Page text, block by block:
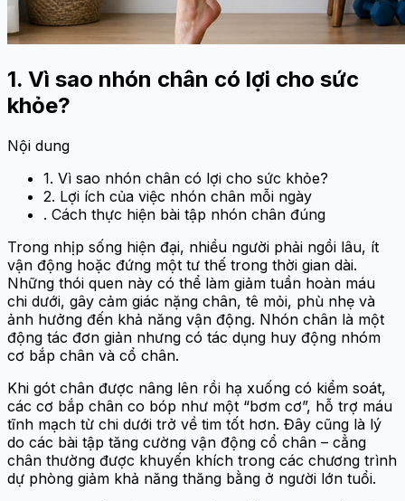
1. Vì sao nhón chân có lợi cho sức
khỏe?
Nội dung
1. Vì sao nhón chân có lợi cho sức khỏe?
2. Lợi ích của việc nhón chân mỗi ngày
. Cách thực hiện bài tập nhón chân đúng
Trong nhịp sống hiện đại, nhiều người phải ngồi lâu, ít
vận động hoặc đứng một tư thế trong thời gian dài.
Những thói quen này có thể làm giảm tuần hoàn máu
chi dưới, gây cảm giác nặng chân, tê mỏi, phù nhẹ và
ảnh hưởng đến khả năng vận động. Nhón chân là một
động tác đơn giản nhưng có tác dụng huy động nhóm
cơ bắp chân và cổ chân.
Khi gót chân được nâng lên rồi hạ xuống có kiểm soát,
các cơ bắp chân co bóp như một “bơm cơ”, hỗ trợ máu
tĩnh mạch từ chi dưới trở về tim tốt hơn. Đây cũng là lý
do các bài tập tăng cường vận động cổ chân – cẳng
chân thường được khuyến khích trong các chương trình
dự phòng giảm khả năng thăng bằng ở người lớn tuổi.